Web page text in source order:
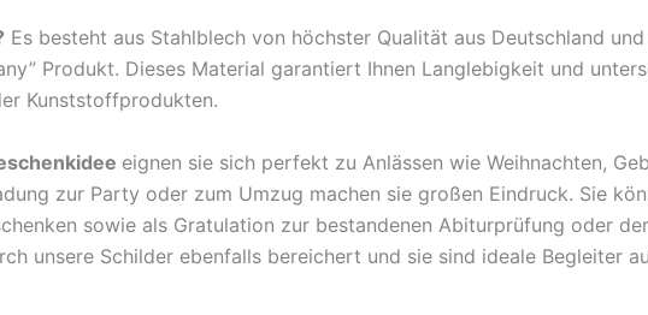
Blechschild
Menge
Es besteht aus Stahlblech von höchster Qualität aus Deutschland
Produkt. Dieses Material garantiert Ihnen Langlebigkeit und
Kunststoffprodukten.
eignen sie sich perfekt zu Anlässen wie Weihnachten,
zur Party oder zum Umzug machen sie großen Eindruck. Sie
sowie als Gratulation zur bestandenen Abiturprüfung oder
unsere Schilder ebenfalls bereichert und sie sind ideale Begleiter